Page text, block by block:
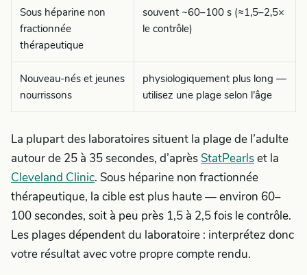
Sous héparine non
fractionnée
thérapeutique
souvent ~60–100 s (≈1,5–2,5×
le contrôle)
Nouveau-nés et jeunes
nourrissons
physiologiquement plus long —
utilisez une plage selon l’âge
La plupart des laboratoires situent la plage de l’adulte
autour de 25 à 35 secondes, d’aprèsStatPearlset la
Cleveland Clinic. Sous héparine non fractionnée
thérapeutique, la cible est plus haute — environ 60–
100 secondes, soit à peu près 1,5 à 2,5 fois le contrôle.
Les plages dépendent du laboratoire : interprétez donc
votre résultat avec votre propre compte rendu.